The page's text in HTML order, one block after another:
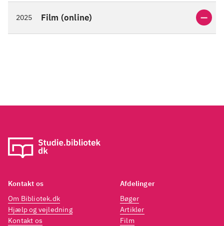
2025 Film (online)
Kontakt os
Om Bibliotek.dk
Hjælp og vejledning
Kontakt os
Afdelinger
Bøger
Artikler
Film